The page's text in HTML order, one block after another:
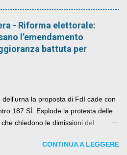
- Riforma elettorale:
l’emendamento
battuta per
dell'urna la proposta di FdI cade con
187 SÌ. Esplode la protesta delle
chiedono le dimissioni del
CONTINUA A LEGGERE